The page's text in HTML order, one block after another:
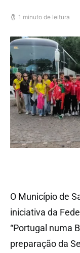
1 minuto de leitura
O Município de
iniciativa da
“Portugal numa
preparação da